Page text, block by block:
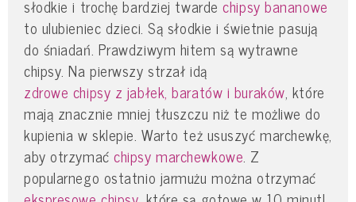
słodkie i trochę bardziej twardechipsy bananowe
to ulubieniec dzieci. Są słodkie i świetnie pasują
do śniadań. Prawdziwym hitem są wytrawne
chipsy. Na pierwszy strzał idą
zdrowe chipsy z jabłek, baratów i buraków, które
mają znacznie mniej tłuszczu niż te możliwe do
kupienia w sklepie. Warto też ususzyć marchewkę,
aby otrzymaćchipsy marchewkowe. Z
popularnego ostatnio jarmużu można otrzymać